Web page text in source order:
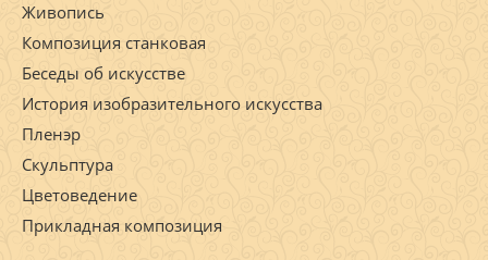
Живопись
Композиция станковая
Беседы об искусстве
История изобразительного искусства
Пленэр
Скульптура
Цветоведение
Прикладная композиция